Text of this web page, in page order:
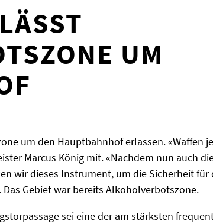
UM
um den Hauptbahnhof erlassen. «Waffen
Marcus König mit. «Nachdem nun auch
wir dieses Instrument, um die Sicherheit
Gebiet war bereits Alkoholverbotszone.
sei eine der am stärksten